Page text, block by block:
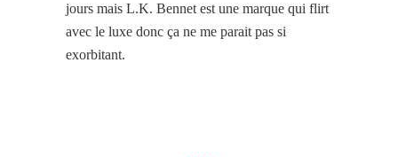
jours mais L.K. Bennet est une marque qui flirt
avec le luxe donc ça ne me parait pas si
exorbitant.